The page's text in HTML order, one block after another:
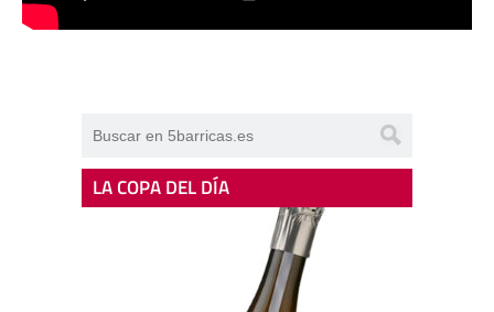
LA COPA DEL DÍA